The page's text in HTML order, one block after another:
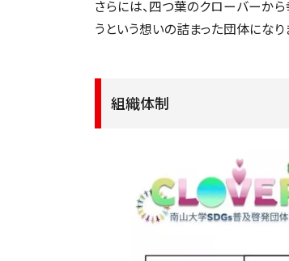
さらには、四つ葉のクローバーか
うという想いの詰まった団体になり
組織体制